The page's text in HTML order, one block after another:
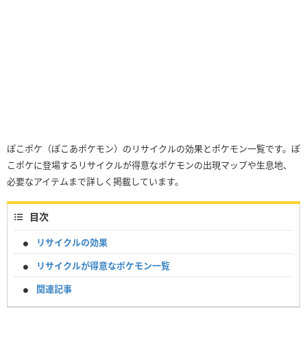
ぽこポケ（ぽこあポケモン）のリサイクルの効果とポケモン一覧です。ぽ
こポケに登場するリサイクルが得意なポケモンの出現マップや生息地、
必要なアイテムまで詳しく掲載しています。
目次
リサイクルの効果
リサイクルが得意なポケモン一覧
関連記事